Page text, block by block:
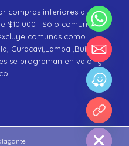
compras inferiores a
$10.000 | Sólo comunas de
comunas como
Curacaví,Lampa ,Buin
se programan en valor y
Hide
chaty